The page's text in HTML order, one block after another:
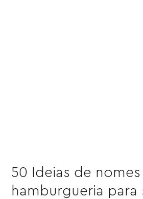
50 Ideias de nomes
hamburgueria para